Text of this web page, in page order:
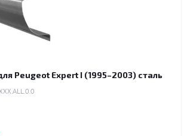
Peugeot Expert I (1995–2003) сталь